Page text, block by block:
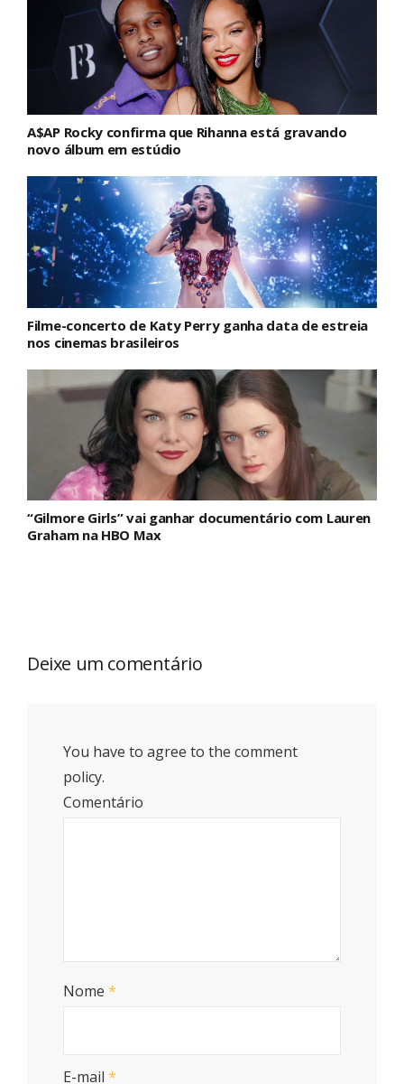
A$AP Rocky confirma que Rihanna está gravando
novo álbum em estúdio
Filme-concerto de Katy Perry ganha data de estreia
nos cinemas brasileiros
“Gilmore Girls” vai ganhar documentário com Lauren
Graham na HBO Max
Deixe um comentário
You have to agree to the comment
policy.
Comentário
Nome *
E-mail *